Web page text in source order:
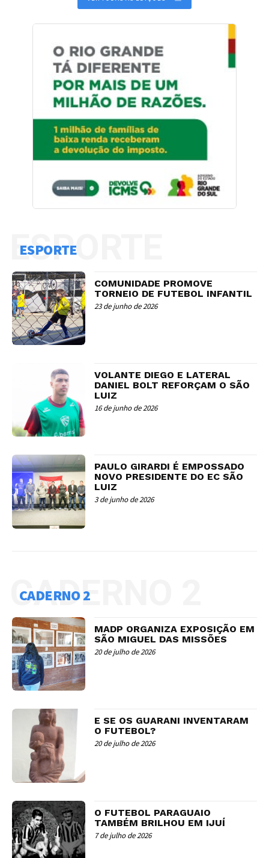
ESPORTE
ESPORTE
COMUNIDADE PROMOVE
TORNEIO DE FUTEBOL INFANTIL
23 de junho de 2026
VOLANTE DIEGO E LATERAL
DANIEL BOLT REFORÇAM O SÃO
LUIZ
16 de junho de 2026
PAULO GIRARDI É EMPOSSADO
NOVO PRESIDENTE DO EC SÃO
LUIZ
3 de junho de 2026
CADERNO 2
CADERNO 2
MADP ORGANIZA EXPOSIÇÃO EM
SÃO MIGUEL DAS MISSÕES
20 de julho de 2026
E SE OS GUARANI INVENTARAM
O FUTEBOL?
20 de julho de 2026
O FUTEBOL PARAGUAIO
TAMBÉM BRILHOU EM IJUÍ
7 de julho de 2026